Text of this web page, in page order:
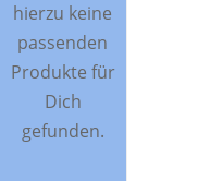
hierzu keine
passenden
Produkte für
Dich
gefunden.